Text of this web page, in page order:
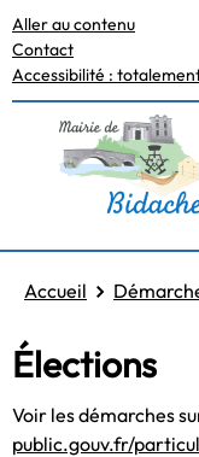
Aller au contenu
Contact
Accessibilité :
Accueil
Élections
Voir les démarches
public.gouv.fr/